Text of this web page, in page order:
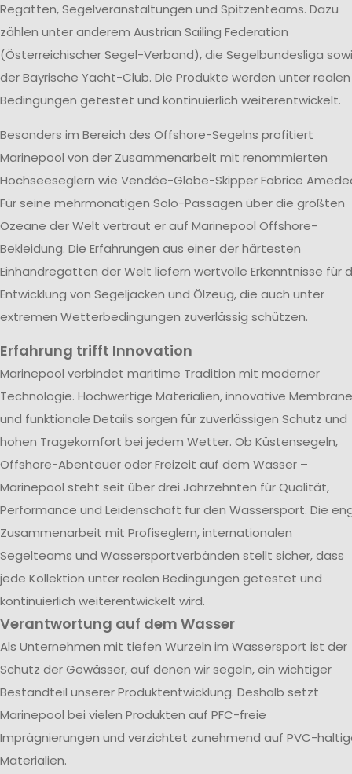
Regatten, Segelveranstaltungen und Spitzenteams. Dazu
zählen unter anderem Austrian Sailing Federation
(Österreichischer Segel-Verband), die Segelbundesliga
der Bayrische Yacht-Club. Die Produkte werden unter realen
Bedingungen getestet und kontinuierlich weiterentwickelt.
Besonders im Bereich des Offshore-Segelns profitiert
Marinepool von der Zusammenarbeit mit renommierten
Hochseeseglern wie Vendée-Globe-Skipper Fabrice
Für seine mehrmonatigen Solo-Passagen über die größten
Ozeane der Welt vertraut er auf Marinepool Offshore-
Bekleidung. Die Erfahrungen aus einer der härtesten
Einhandregatten der Welt liefern wertvolle Erkenntnisse für
Entwicklung von Segeljacken und Ölzeug, die auch unter
extremen Wetterbedingungen zuverlässig schützen.
Erfahrung trifft Innovation
Marinepool verbindet maritime Tradition mit moderner
Technologie. Hochwertige Materialien, innovative
und funktionale Details sorgen für zuverlässigen Schutz und
hohen Tragekomfort bei jedem Wetter. Ob Küstensegeln,
Offshore-Abenteuer oder Freizeit auf dem Wasser –
Marinepool steht seit über drei Jahrzehnten für Qualität,
Performance und Leidenschaft für den Wassersport. Die
Zusammenarbeit mit Profiseglern, internationalen
Segelteams und Wassersportverbänden stellt sicher, dass
jede Kollektion unter realen Bedingungen getestet und
kontinuierlich weiterentwickelt wird.
Verantwortung auf dem Wasser
Als Unternehmen mit tiefen Wurzeln im Wassersport ist der
Schutz der Gewässer, auf denen wir segeln, ein wichtiger
Bestandteil unserer Produktentwicklung. Deshalb setzt
Marinepool bei vielen Produkten auf PFC-freie
Imprägnierungen und verzichtet zunehmend auf PVC-
Materialien.